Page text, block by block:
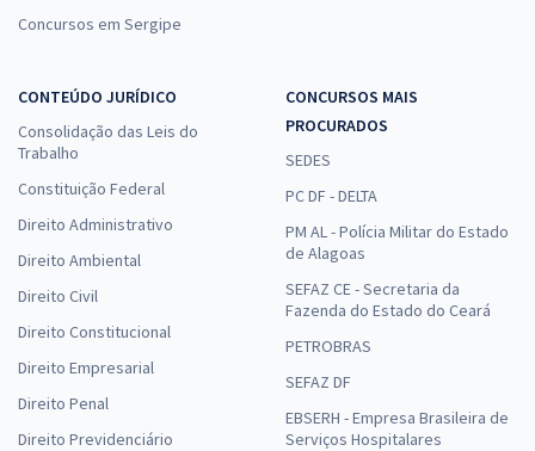
Concursos em Sergipe
CONTEÚDO JURÍDICO
Consolidação das Leis do
Trabalho
Constituição Federal
Direito Administrativo
Direito Ambiental
Direito Civil
Direito Constitucional
Direito Empresarial
Direito Penal
Direito Previdenciário
CONCURSOS MAIS
PROCURADOS
SEDES
PC DF - DELTA
PM AL - Polícia Militar do Estado
de Alagoas
SEFAZ CE - Secretaria da
Fazenda do Estado do Ceará
PETROBRAS
SEFAZ DF
EBSERH - Empresa Brasileira de
Serviços Hospitalares